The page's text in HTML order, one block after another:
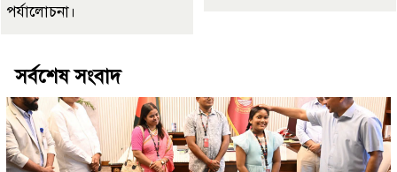
পর্যালোচনা।
সর্বশেষ সংবাদ